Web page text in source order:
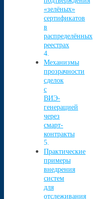
«зелёных»
сертификатов
в
распределённых
реестрах
Механизмы
прозрачности
сделок
с
ВИЭ-
генерацией
через
смарт-
контракты
Практические
примеры
внедрения
систем
для
отслеживания